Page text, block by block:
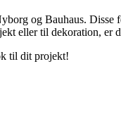
og Bauhaus.
eller til dekoration, er
til dit projekt!